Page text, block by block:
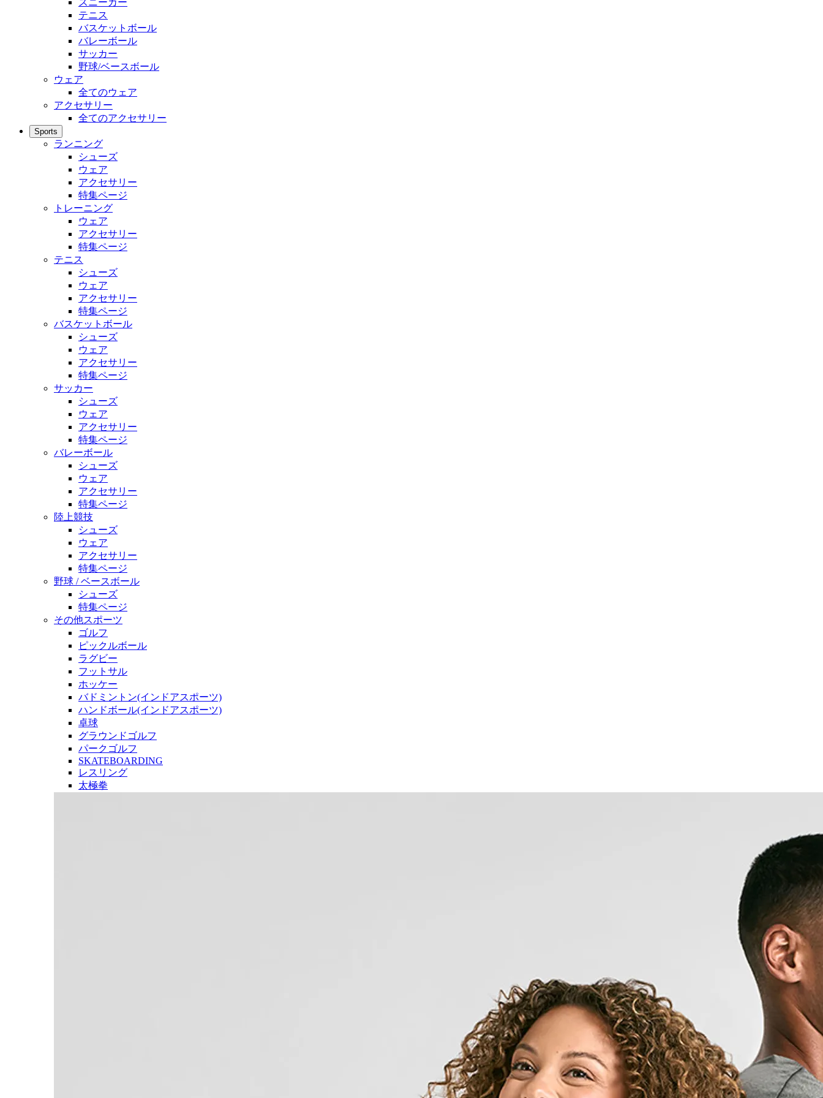
スニーカー
テニス
バスケットボール
バレーボール
サッカー
野球/ベースボール
ウェア
全てのウェア
アクセサリー
全てのアクセサリー
Sports
ランニング
シューズ
ウェア
アクセサリー
特集ページ
トレーニング
ウェア
アクセサリー
特集ページ
テニス
シューズ
ウェア
アクセサリー
特集ページ
バスケットボール
シューズ
ウェア
アクセサリー
特集ページ
サッカー
シューズ
ウェア
アクセサリー
特集ページ
バレーボール
シューズ
ウェア
アクセサリー
特集ページ
陸上競技
シューズ
ウェア
アクセサリー
特集ページ
野球 / ベースボール
シューズ
特集ページ
その他スポーツ
ゴルフ
ピックルボール
ラグビー
フットサル
ホッケー
バドミントン(インドアスポーツ)
ハンドボール(インドアスポーツ)
卓球
グラウンドゴルフ
パークゴルフ
SKATEBOARDING
レスリング
太極拳